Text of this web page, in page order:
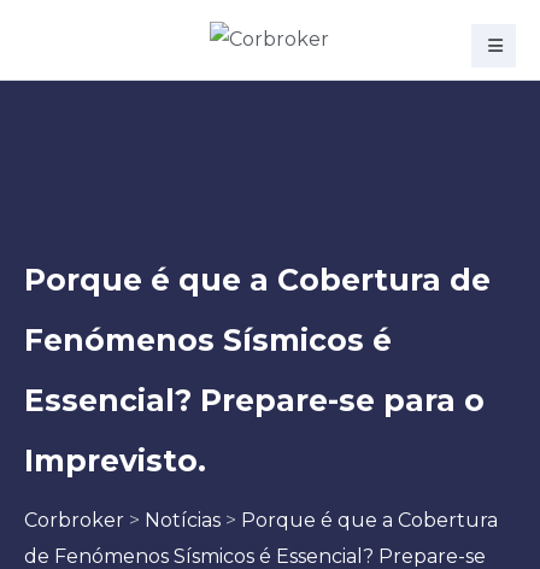
Porque é que a Cobertura de
Fenómenos Sísmicos é
Essencial? Prepare-se para o
Imprevisto.
Corbroker > Notícias > Porque é que a Cobertura
de Fenómenos Sísmicos é Essencial? Prepare-se